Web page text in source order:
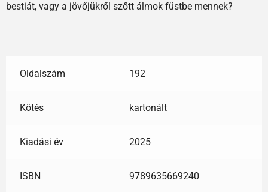
bestiát, vagy a jövőjükről szőtt álmok füstbe mennek?
Oldalszám 192
Kötés kartonált
Kiadási év 2025
ISBN 9789635669240